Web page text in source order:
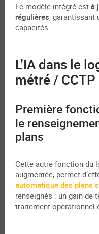
Le modèle intégré est à
régulières, garantissant
capacités.
L’IA dans le
métré / CCTP
Première
le
plans
Cette autre fonction du
augmentée, permet
automatique des plans
renseignés : un gain de
traitement opérationnel